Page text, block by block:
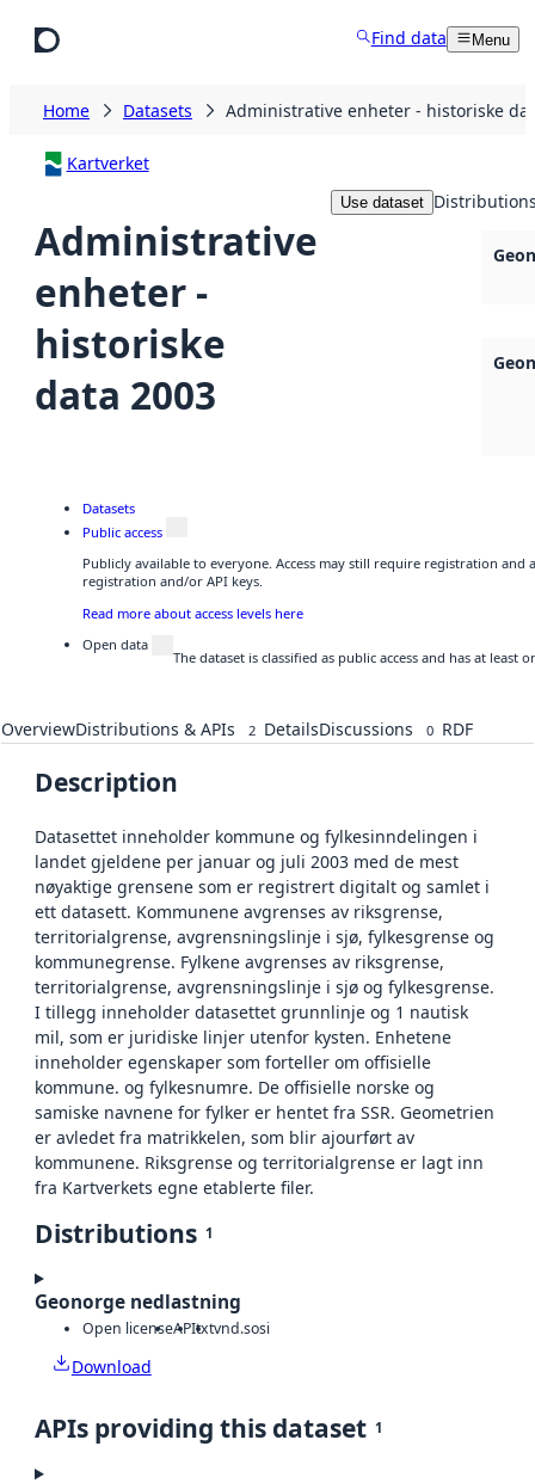
Find data Menu
Home Datasets Administrative enheter - historiske
Kartverket
Administrative
enheter -
historiske
data 2003
Use dataset
Datasets
Public access
Publicly available to everyone. Access may still require registration and
registration and/or API keys.
Read more about access levels here
Open data
The dataset is classified as public access and has at
OverviewDistributions & APIs 2 DetailsDiscussions 0 RDF
Description
Datasettet inneholder kommune og fylkesinndelingen i
landet gjeldene per januar og juli 2003 med de mest
nøyaktige grensene som er registrert digitalt og samlet i
ett datasett. Kommunene avgrenses av riksgrense,
territorialgrense, avgrensningslinje i sjø, fylkesgrense og
kommunegrense. Fylkene avgrenses av riksgrense,
territorialgrense, avgrensningslinje i sjø og fylkesgrense.
I tillegg inneholder datasettet grunnlinje og 1 nautisk
mil, som er juridiske linjer utenfor kysten. Enhetene
inneholder egenskaper som forteller om offisielle
kommune. og fylkesnumre. De offisielle norske og
samiske navnene for fylker er hentet fra SSR. Geometrien
er avledet fra matrikkelen, som blir ajourført av
kommunene. Riksgrense og territorialgrense er lagt inn
fra Kartverkets egne etablerte filer.
Distributions 1
Geonorge nedlastning
Open licenseAPItxtvnd.sosi
Download
APIs providing this dataset 1